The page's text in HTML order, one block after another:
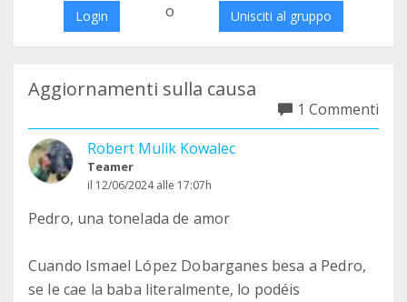
Login o Unisciti al gruppo
Aggiornamenti sulla causa
1 Commenti
Robert Mulik Kowalec
Teamer
il 12/06/2024 alle 17:07h
Pedro, una tonelada de amor
Cuando Ismael López Dobarganes besa a Pedro,
se le cae la baba literalmente, lo podéis